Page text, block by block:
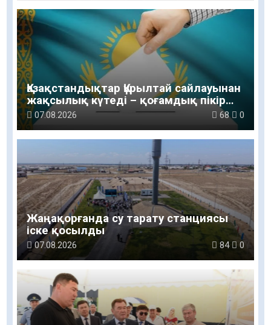
Қазақстандықтар Құрылтай сайлауынан
жақсылық күтеді – қоғамдық пікір
зерттеуі
07.08.2026 68 0
Жаңақорғанда су тарату станциясы
іске қосылды
07.08.2026 84 0